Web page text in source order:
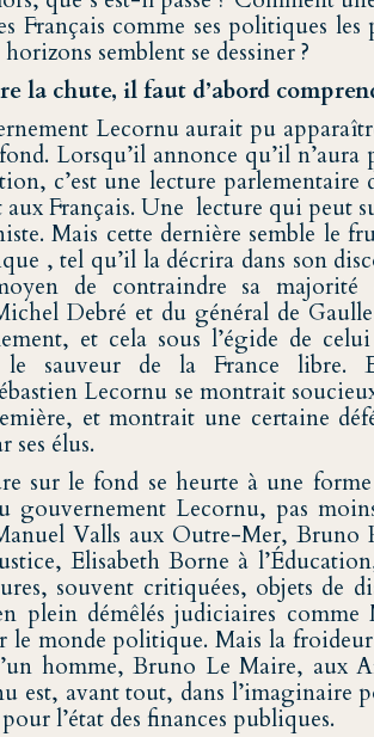
Français comme ses politiques
semblent se dessiner ?
la chute, il faut d’abord
Lecornu aurait pu
Lorsqu’il annonce qu’il n’aura
c’est une lecture parlementaire
aux Français. Une lecture qui peut
Mais cette dernière semble le
, tel qu’il la décrira dans son
de contraindre sa majorité
Debré et du général de
et cela sous l’égide de
le sauveur de la France libre.
Lecornu se montrait
et montrait une certaine
ses élus.
sur le fond se heurte à une
gouvernement Lecornu, pas
Valls aux Outre-Mer, Bruno
Elisabeth Borne à
souvent critiquées, objets de
plein démêlés judiciaires
le monde politique. Mais la
homme, Bruno Le Maire, aux
est, avant tout, dans l’imaginaire
l’état des finances publiques.